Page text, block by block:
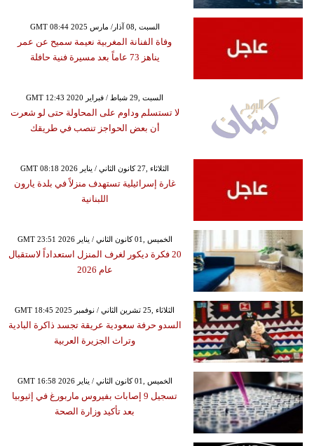
GMT 08:44 2025 السبت ,08 آذار/ مارس
وفاة الفنانة المغربية نعيمة سميح عن عمر
يناهز 73 عاماً بعد مسيرة فنية حافلة
GMT 12:43 2020 السبت ,29 شباط / فبراير
لا تستسلم وداوم على المحاولة حتى لو شعرت
أن بعض الحواجز تنصب في طريقك
GMT 08:18 2026 الثلاثاء ,27 كانون الثاني / يناير
غارة إسرائيلية تستهدف منزلاً في بلدة يارون
اللبنانية
GMT 23:51 2026 الخميس ,01 كانون الثاني / يناير
20 فكرة ديكور لغرف المنزل استعداداً لاستقبال
عام 2026
GMT 18:45 2025 الثلاثاء ,25 تشرين الثاني / نوفمبر
السدو حرفة سعودية عريقة تجسد ذاكرة البادية
وتراث الجزيرة العربية
GMT 16:58 2026 الخميس ,01 كانون الثاني / يناير
تسجيل 9 إصابات بفيروس ماربورغ في إثيوبيا
بعد تأكيد وزارة الصحة